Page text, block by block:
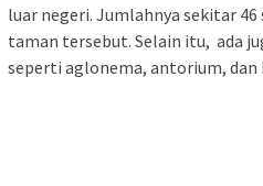
luar negeri. Jumlahnya sekitar
taman tersebut. Selain itu, ada
seperti aglonema, antorium, dan